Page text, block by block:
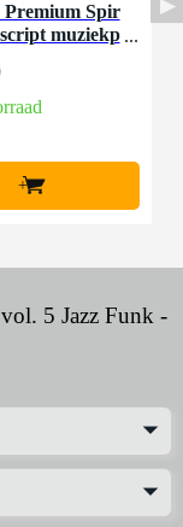
Premium Spir
muziekp
+
5 Jazz Funk -